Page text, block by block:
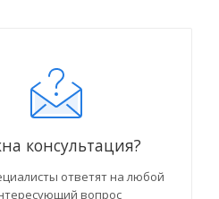
консультация?
ответят на любой
вопрос